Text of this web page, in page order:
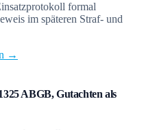
formal
im späteren Straf- und
→
ABGB, Gutachten als